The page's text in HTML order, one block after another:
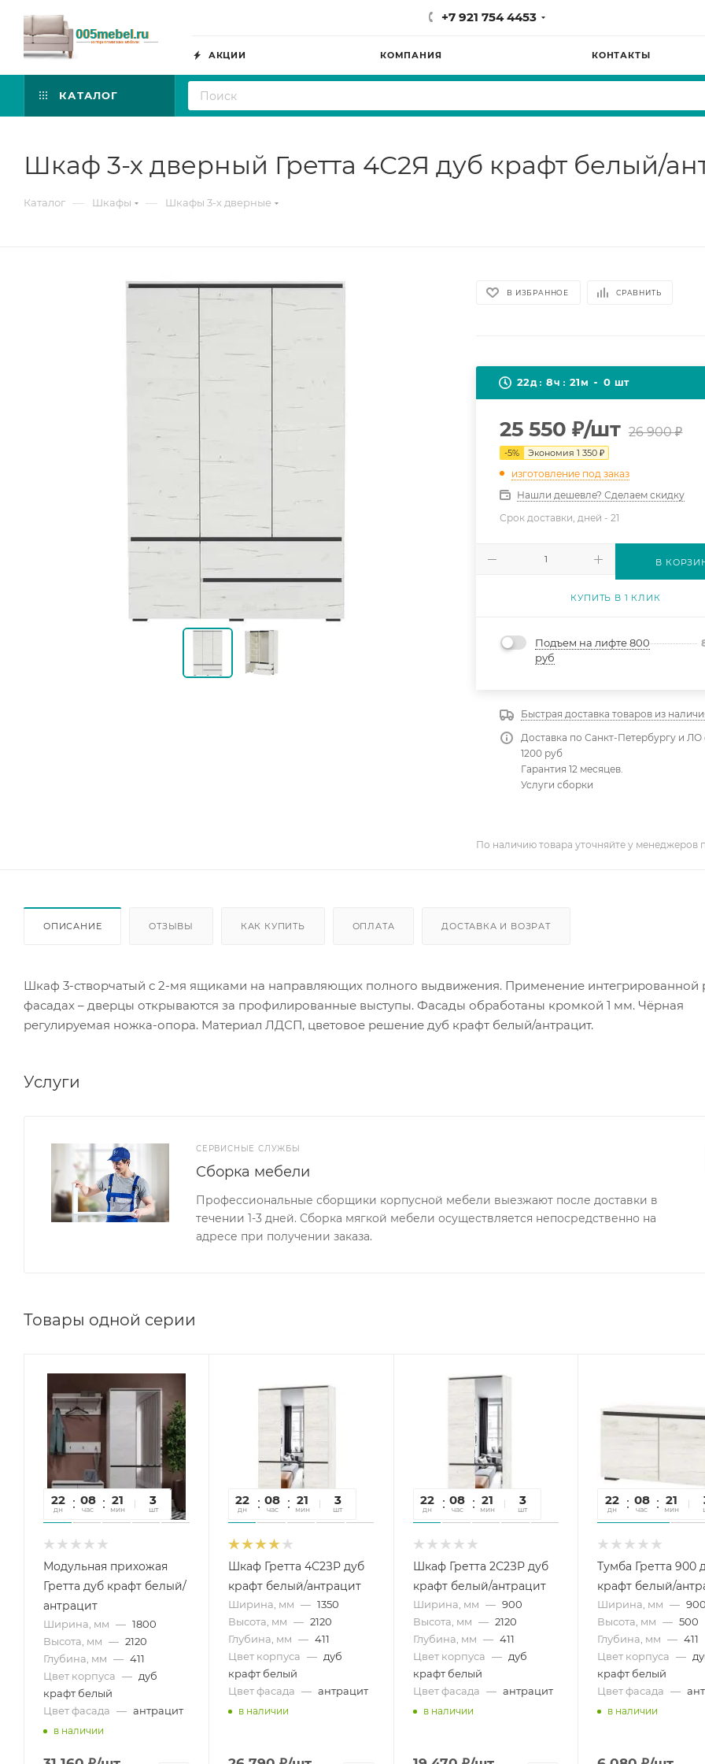
+7 921 754 4453
АКЦИИ КОМПАНИЯ КОНТАКТЫ
КАТАЛОГ
Шкаф 3-х дверный Гретта 4С2Я дуб крафт белый/
Каталог — Шкафы — Шкафы 3-х дверные
В ИЗБРАННОЕ СРАВНИТЬ
22д 8ч 21м 0 шт
25 550 ₽/шт 26 900₽
-5% Экономия1 350 ₽
изготовление под заказ
Нашли дешевле? Сделаем скидку
Срок доставки, дней -21
В
КУПИТЬ В 1 КЛИК
Подъем на лифте 800
руб
Быстрая доставка товаров из
Доставка по Санкт-Петербургу и ЛО
1200 руб
Гарантия 12 месяцев.
Услуги сборки
По наличию товара уточняйте у менеджеров
ОПИСАНИЕ ОТЗЫВЫ КАК КУПИТЬ ОПЛАТА ДОСТАВКА И ВОЗРАТ
Шкаф 3-створчатый с 2-мя ящиками на направляющих полного выдвижения. Применение интегрированной
фасадах – дверцы открываются за профилированные выступы. Фасады обработаны кромкой 1 мм. Чёрная
регулируемая ножка-опора. Материал ЛДСП, цветовое решение дуб крафт белый/антрацит.
Услуги
СЕРВИСНЫЕ СЛУЖБЫ
Сборка мебели
Профессиональные сборщики корпусной мебели выезжают после доставки в
течении 1-3 дней. Сборка мягкой мебели осуществляется непосредственно на
адресе при получении заказа.
Товары одной серии
22
дн
08
час
21
мин
00
сек
3
шт
Модульная прихожая
Гретта дуб крафт белый/
антрацит
Ширина, мм — 1800
Высота, мм — 2120
Глубина, мм — 411
Цвет корпуса — дуб
крафт белый
Цвет фасада — антрацит
в наличии
22
дн
08
час
21
мин
00
сек
3
шт
Шкаф Гретта 4С2ЗР дуб
крафт белый/антрацит
Ширина, мм — 1350
Высота, мм — 2120
Глубина, мм — 411
Цвет корпуса — дуб
крафт белый
Цвет фасада — антрацит
в наличии
22
дн
08
час
21
мин
00
сек
3
шт
Шкаф Гретта 2С2ЗР дуб
крафт белый/антрацит
Ширина, мм — 900
Высота, мм — 2120
Глубина, мм — 411
Цвет корпуса — дуб
крафт белый
Цвет фасада — антрацит
в наличии
22
дн
08
час
21
мин
Тумба Гретта 900
крафт белый/
Ширина, мм — 900
Высота, мм — 500
Глубина, мм — 411
Цвет корпуса —
крафт белый
Цвет фасада —
в наличии